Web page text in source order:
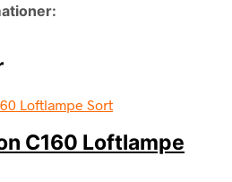
C160 Loftlampe